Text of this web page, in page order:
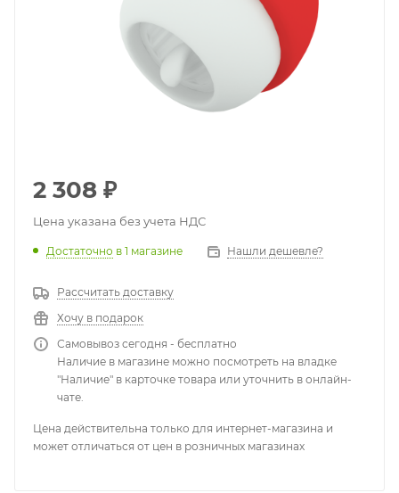
2 308 ₽
Цена указана без учета НДС
Достаточно в 1 магазине Нашли дешевле?
Рассчитать доставку
Хочу в подарок
Самовывоз сегодня - бесплатно
Наличие в магазине можно посмотреть на владке
"Наличие" в карточке товара или уточнить в онлайн-
чате.
Цена действительна только для интернет-магазина и
может отличаться от цен в розничных магазинах